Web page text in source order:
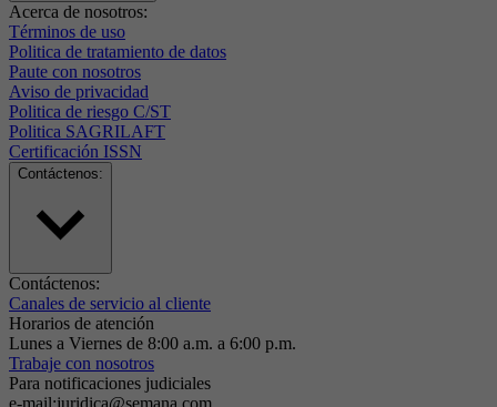
Acerca de nosotros:
Términos de uso
Politica de tratamiento de datos
Paute con nosotros
Aviso de privacidad
Politica de riesgo C/ST
Politica SAGRILAFT
Certificación ISSN
Contáctenos:
Contáctenos:
Canales de servicio al cliente
Horarios de atención
Lunes a Viernes de 8:00 a.m. a 6:00 p.m.
Trabaje con nosotros
Para notificaciones judiciales
e-mail:juridica@semana.com